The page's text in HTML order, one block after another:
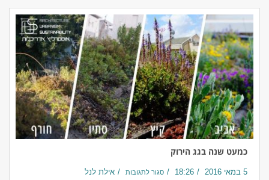
כמעט שנה בגג הירוק
5 במאי 2016 18:26 סגור לתגובות אילת לנל